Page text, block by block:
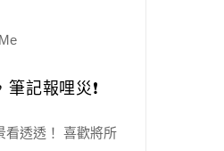
記報哩災❗️
看透透！ 喜歡將所